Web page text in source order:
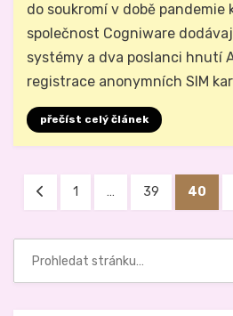
do soukromí v době pandemie
společnost Cogniware
systémy a dva poslanci hnutí
registrace anonymních SIM
přečíst celý článek
Stránkování
příspěvků
PŘEDCHOZÍ
STRÁNKA
STRÁNKA
1 … STRÁNKA
39 40